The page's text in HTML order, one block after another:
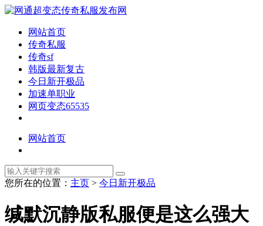
网站首页
传奇私服
传奇sf
韩版最新复古
今日新开极品
加速单职业
网页变态65535
网站首页
您所在的位置： 主页 > 今日新开极品
缄默沉静版私服便是这么强大